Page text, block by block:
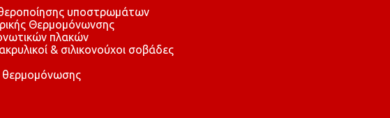
υποστρωμάτων
Θερμομόνωνσης
πλακών
& σιλικονούχοι σοβάδες